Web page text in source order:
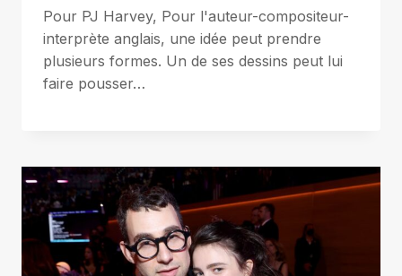
Pour PJ Harvey, Pour l'auteur-compositeur-
interprète anglais, une idée peut prendre
plusieurs formes. Un de ses dessins peut lui
faire pousser…